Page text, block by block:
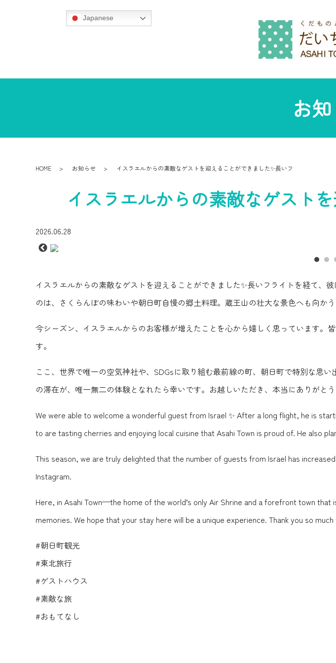
Japanese
お
HOME お知らせ イスラエルからの素敵なゲストを迎えることができました✨長いフ
イスラエルからの素敵なゲスト
2026.06.28
イスラエルからの素敵なゲストを迎えることができました✨長いフライトを経て、
のは、さくらんぼの味わいや朝日町自慢の郷土料理。蔵王山の壮大な景色へも向かう
今シーズン、イスラエルからのお客様が増えたことを心から嬉しく思っています
す。
ここ、世界で唯一の空気神社や、SDGsに取り組む最前線の町、朝日町で特別な思
の滞在が、唯一無二の体験となれたら幸いです。お越しいただき、本当にありがと
We were able to welcome a wonderful guest from Israel ✨ After a long flight, he is
to are tasting cherries and enjoying local cuisine that Asahi Town is proud of. He also
This season, we are truly delighted that the number of guests from Israel has
Instagram.
Here, in Asahi Town—the home of the world’s only Air Shrine and a forefront town
memories. We hope that your stay here will be a unique experience. Thank you so
#朝日町観光
#東北旅行
#ゲストハウス
#素敵な旅
#おもてなし